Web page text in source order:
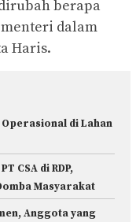
berapa
dalam
Haris.
Operasional di Lahan
CSA di RDP,
Masyarakat
Anggota yang